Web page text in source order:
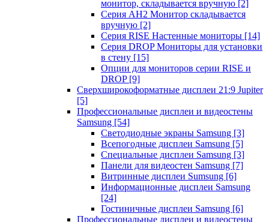
монитор, складывается вручную [2]
Серия AH2 Монитор складывается
вручную [2]
Серия RISE Настенные мониторы [14]
Серия DROP Мониторы для установки
в стену [15]
Опции для мониторов серии RISE и
DROP [9]
Сверхширокоформатные дисплеи 21:9 Jupiter
[5]
Профессиональные дисплеи и видеостены
Samsung [54]
Светодиодные экраны Samsung [3]
Всепогодные дисплеи Samsung [5]
Специальные дисплеи Samsung [3]
Панели для видеостен Samsung [7]
Витринные дисплеи Sumsung [6]
Информационные дисплеи Samsung
[24]
Гостиничные дисплеи Samsung [6]
Профессиональные дисплеи и видеостены